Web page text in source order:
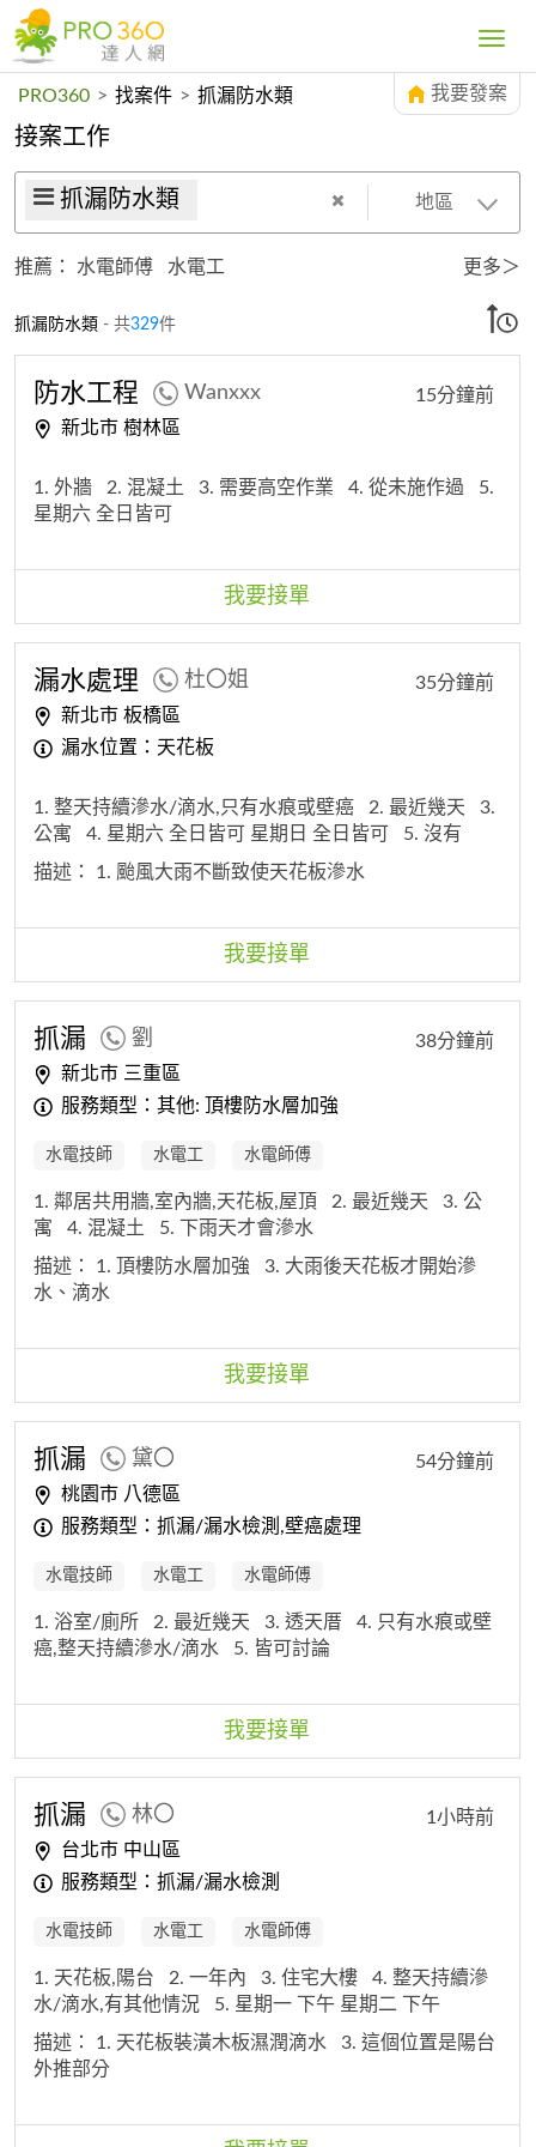
Toggle
PRO360 > 找案件 > 抓漏防水類 我要發案
接案工作
抓漏防水類 地區
推薦： 水電師傅 水電工 更多＞
抓漏防水類 - 共329件
防水工程 Wanxxx
新北市 樹林區
15分鐘前
1. 外牆 2. 混凝土 3. 需要高空作業 4. 從未施作過
5.
星期六 全日皆可
我要接單
漏水處理 杜〇姐
新北市 板橋區
漏水位置：天花板
35分鐘前
1. 整天持續滲水/滴水,只有水痕或壁癌 2. 最近幾天
3.
公寓
4. 星期六 全日皆可 星期日 全日皆可
5. 沒有
描述： 1. 颱風大雨不斷致使天花板滲水
我要接單
抓漏 劉
新北市 三重區
服務類型：其他: 頂樓防水層加強
38分鐘前
水電技師 水電工 水電師傅
1. 鄰居共用牆,室內牆,天花板,屋頂 2. 最近幾天
3. 公
寓
4. 混凝土
5. 下雨天才會滲水
描述： 1. 頂樓防水層加強
3. 大雨後天花板才開始滲
水、滴水
我要接單
抓漏 黛〇
桃園市 八德區
服務類型：抓漏/漏水檢測,壁癌處理
54分鐘前
水電技師 水電工 水電師傅
1. 浴室/廁所 2. 最近幾天 3. 透天厝
4. 只有水痕或壁
癌,整天持續滲水/滴水
5. 皆可討論
我要接單
抓漏 林〇
台北市 中山區
服務類型：抓漏/漏水檢測
1小時前
水電技師 水電工 水電師傅
1. 天花板,陽台 2. 一年內 3. 住宅大樓
4. 整天持續滲
水/滴水,有其他情況
5. 星期一 下午 星期二 下午
描述： 1. 天花板裝潢木板濕潤滴水
3. 這個位置是陽台
外推部分